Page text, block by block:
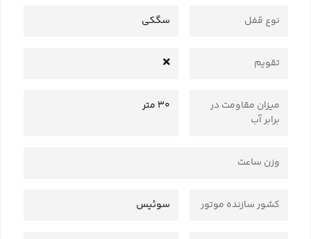
نوع قفل سگکی
تقویم
میزان مقاومت در
برابر آب
30 متر
وزن ساعت
کشور سازنده موتور سوئیس